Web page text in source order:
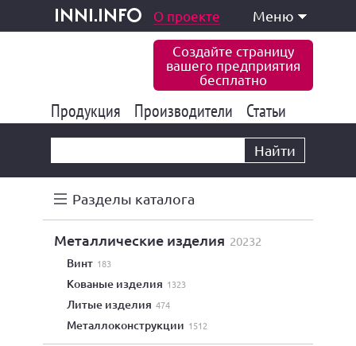
inni.info
и услуги О проекте Меню
Создайте страницу
вашего предприятия
бесплатно
Продукция 177 822
Производители 6 765
Статьи
Найти
Разделы каталога
металлические изделия 20232
винт 183
кованые изделия 1323
литые изделия 474
металлоконструкции 1512